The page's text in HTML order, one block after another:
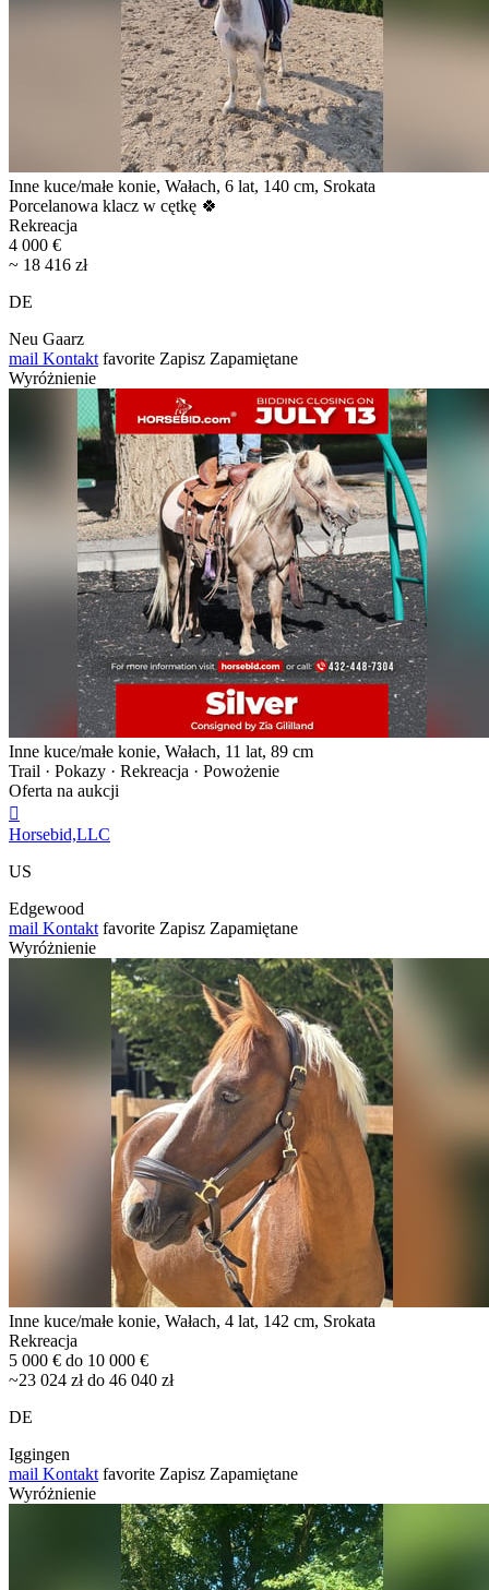
Inne kuce/małe konie, Wałach, 6 lat, 140 cm, Srokata
Porcelanowa klacz w cętkę 🍀
Rekreacja
4 000 €
~ 18 416 zł
DE
Neu Gaarz
mail Kontakt favorite Zapisz Zapamiętane
Wyróżnienie
Inne kuce/małe konie, Wałach, 11 lat, 89 cm
Trail · Pokazy · Rekreacja · Powożenie
Oferta na aukcji

Horsebid,LLC
US
Edgewood
mail Kontakt favorite Zapisz Zapamiętane
Wyróżnienie
Inne kuce/małe konie, Wałach, 4 lat, 142 cm, Srokata
Rekreacja
5 000 € do 10 000 €
~23 024 zł do 46 040 zł
DE
Iggingen
mail Kontakt favorite Zapisz Zapamiętane
Wyróżnienie